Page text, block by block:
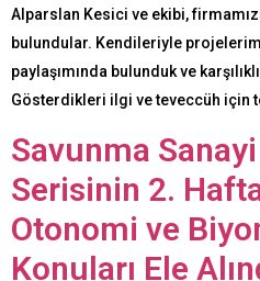
Alparslan Kesici ve ekibi,
bulundular. Kendileriyle
paylaşımında bulunduk ve
Gösterdikleri ilgi ve teveccüh için
Savunma
Serisinin 2.
Otonomi ve
Konuları Ele